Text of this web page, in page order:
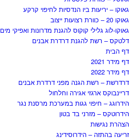
גאוקו – יריעות ביו הנדסיות לחיפוי קרקע
גאוקו 20 – כוורת רצועות ייצוב
גאוקו-לוג גלילי קוקוס להגנת מדרונות ואפיקי מים
דלטקס – רשת להגנת דרדרת אבנים
דף הבית
דף מידר 2021
דף מידר 2022
דרדרשת – רשת הגנה מפני דרדרת אבנים
דריינבוקס ארגזי אגירה וחלחול
הידרוגג – חיפוי גגות במערכת מרסנת נגר
הידרוטקס – מזרני בד בטון
הצהרת נגישות
זריעה בהתזה – הידרוסידינג